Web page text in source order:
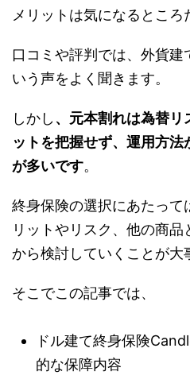
メリットは気になるところ
口コミや評判では、外貨建
いう声をよく聞きます。
しかし、元本割れは為替リ
ットを把握せず、運用方
が多いです。
終身保険の選択にあたって
リットやリスク、他の商
から検討していくことが大
そこでこの記事では、
ドル建て終身保険
的な保障内容